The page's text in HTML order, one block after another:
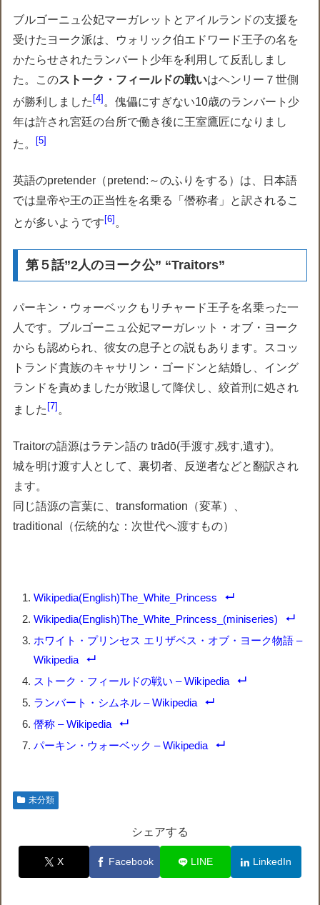
ブルゴーニュ公妃マーガレットとアイルランドの支援を
受けたヨーク派は、ウォリック伯エドワード王子の名を
かたらせされたランバート少年を利用して反乱しまし
た。このストーク・フィールドの戦いはヘンリー７世側
が勝利しました 4 。傀儡にすぎない10歳のランバート少
年は許され宮廷の台所で働き後に王室鷹匠になりまし
た。
5
英語のpretender（pretend:～のふりをする）は、日本語
では皇帝や王の正当性を名乗る「僭称者」と訳されるこ
とが多いようです 6 。
第５話”2人のヨーク公” “Traitors”
パーキン・ウォーベックもリチャード王子を名乗った一
人です。ブルゴーニュ公妃マーガレット・オブ・ヨーク
からも認められ、彼女の息子との説もあります。スコッ
トランド貴族のキャサリン・ゴードンと結婚し、イング
ランドを責めましたが敗退して降伏し、絞首刑に処され
ました 7 。
Traitorの語源はラテン語の trādō(手渡す,残す,遺す)。
城を明け渡す人として、裏切者、反逆者などと翻訳され
ます。
同じ語源の言葉に、transformation（変革）、
traditional（伝統的な：次世代へ渡すもの）
Wikipedia(English)The_White_Princess
Wikipedia(English)The_White_Princess_(miniseries)
ホワイト・プリンセス エリザベス・オブ・ヨーク物語 –
Wikipedia
ストーク・フィールドの戦い – Wikipedia
ランバート・シムネル – Wikipedia
僭称 – Wikipedia
パーキン・ウォーベック – Wikipedia
未分類
シェアする
X Facebook LINE LinkedIn